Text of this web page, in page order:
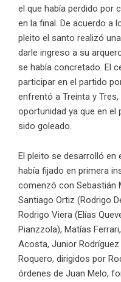
el que había perdido por
en la final. De acuerdo a
pleito el santo realizó
darle ingreso a su
se había concretado. El
participar en el partido
enfrentó a Treinta y
oportunidad ya que en el
sido goleado.
El pleito se desarrolló en
había fijado en primera
comenzó con Sebastián
Santiago Ortiz (Rodrigo
Rodrigo Viera (Elías
Pianzzola), Matías
Acosta, Junior
Roquero, dirigidos por
órdenes de Juan Melo,